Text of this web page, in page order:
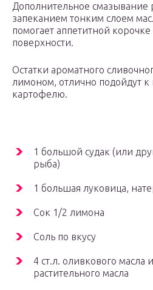
Дополнительное
запеканием тонким слоем
помогает аппетитной корочке
поверхности.
Остатки ароматного
лимоном, отлично подойдут к
картофелю.
1 большой судак (или
рыба)
1 большая луковица,
Сок 1/2 лимона
Соль по вкусу
4 ст.л. оливкового масла
растительного масла